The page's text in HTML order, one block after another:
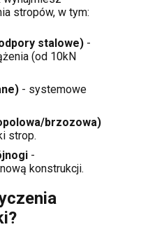
stropów, w tym:
stalowe) -
(od 10kN
- systemowe
brzozowa)
strop.
-
konstrukcji.
?